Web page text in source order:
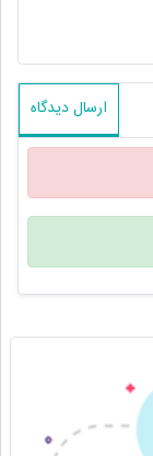
ارسال دیدگاه